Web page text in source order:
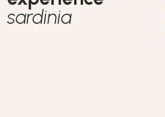
sardinia